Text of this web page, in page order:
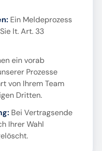
Ein Meldeprozess
lt. Art. 33
ein vorab
Prozesse
von Ihrem Team
Dritten.
Bei Vertragsende
Ihrer Wahl